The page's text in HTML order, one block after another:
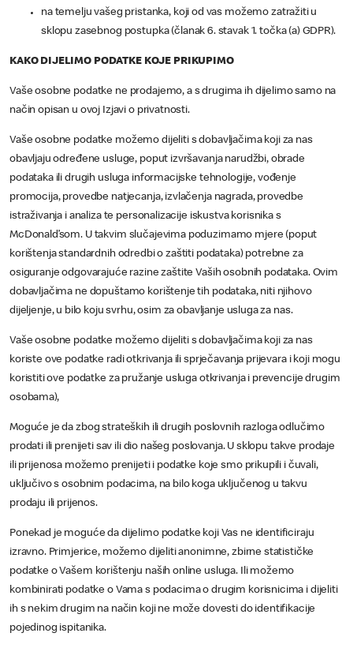
na temelju vašeg pristanka, koji od vas možemo zatražiti u
sklopu zasebnog postupka (članak 6. stavak 1. točka (a) GDPR).
KAKO DIJELIMO PODATKE KOJE PRIKUPIMO
Vaše osobne podatke ne prodajemo, a s drugima ih dijelimo samo na
način opisan u ovoj Izjavi o privatnosti.
Vaše osobne podatke možemo dijeliti s dobavljačima koji za nas
obavljaju određene usluge, poput izvršavanja narudžbi, obrade
podataka ili drugih usluga informacijske tehnologije, vođenje
promocija, provedbe natjecanja, izvlačenja nagrada, provedbe
istraživanja i analiza te personalizacije iskustva korisnika s
McDonald’som. U takvim slučajevima poduzimamo mjere (poput
korištenja standardnih odredbi o zaštiti podataka) potrebne za
osiguranje odgovarajuće razine zaštite Vaših osobnih podataka. Ovim
dobavljačima ne dopuštamo korištenje tih podataka, niti njihovo
dijeljenje, u bilo koju svrhu, osim za obavljanje usluga za nas.
Vaše osobne podatke možemo dijeliti s dobavljačima koji za nas
koriste ove podatke radi otkrivanja ili sprječavanja prijevara i koji mogu
koristiti ove podatke za pružanje usluga otkrivanja i prevencije drugim
osobama),
Moguće je da zbog strateških ili drugih poslovnih razloga odlučimo
prodati ili prenijeti sav ili dio našeg poslovanja. U sklopu takve prodaje
ili prijenosa možemo prenijeti i podatke koje smo prikupili i čuvali,
uključivo s osobnim podacima, na bilo koga uključenog u takvu
prodaju ili prijenos.
Ponekad je moguće da dijelimo podatke koji Vas ne identificiraju
izravno. Primjerice, možemo dijeliti anonimne, zbirne statističke
podatke o Vašem korištenju naših online usluga. Ili možemo
kombinirati podatke o Vama s podacima o drugim korisnicima i dijeliti
ih s nekim drugim na način koji ne može dovesti do identifikacije
pojedinog ispitanika.